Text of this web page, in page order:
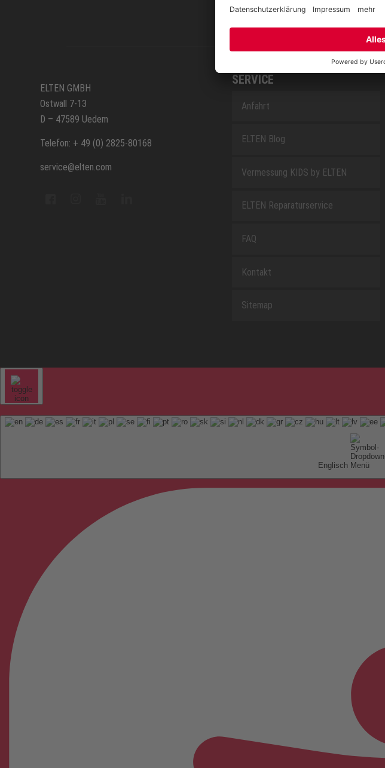
ELTEN GMBH
Ostwall 7-13
D – 47589 Uedem
Telefon: + 49 (0) 2825-80168
service@elten.com
SERVICE
Anfahrt
ELTEN Blog
Vermessung KIDS by ELTEN
ELTEN Reparaturservice
FAQ
Kontakt
Sitemap
Englisch